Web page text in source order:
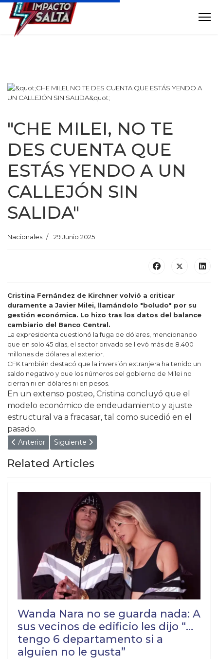
"CHE MILEI, NO TE
DES CUENTA QUE
ESTÁS YENDO A UN
CALLEJÓN SIN
SALIDA"
Nacionales 29 Junio 2025
Cristina Fernández de Kirchner volvió a criticar
duramente a Javier Milei, llamándolo "boludo" por su
gestión económica. Lo hizo tras los datos del balance
cambiario del Banco Central.
La expresidenta cuestionó la fuga de dólares, mencionando
que en solo 45 días, el sector privado se llevó más de 8.400
millones de dólares al exterior.
CFK también destacó que la inversión extranjera ha tenido un
saldo negativo y que los números del gobierno de Milei no
cierran ni en dólares ni en pesos.
En un extenso posteo, Cristina concluyó que el
modelo económico de endeudamiento y ajuste
estructural va a fracasar, tal como sucedió en el
pasado.
Artículo anterior: Veterinarios advierten: Los perros deben
Anterior Artículo siguiente: “Usaron a los abuelos para
Siguiente
Related Articles
Wanda Nara no se guarda nada: A
sus vecinos de edificio les dijo “…
tengo 6 departamento si a
alguien no le gusta”